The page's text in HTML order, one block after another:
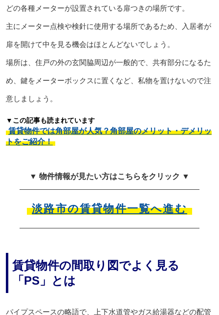
どの各種メーターが設置されている扉つきの場所です。
主にメーター点検や検針に使用する場所であるため、入居者が
扉を開けて中を見る機会はほとんどないでしょう。
場所は、住戸の外の玄関脇周辺が一般的で、共有部分になるた
め、鍵をメーターボックスに置くなど、私物を置けないので注
意しましょう。
▼この記事も読まれています
賃貸物件では角部屋が人気？角部屋のメリット・デメリッ
トをご紹介！
▼ 物件情報が見たい方はこちらをクリック ▼
淡路市の賃貸物件一覧へ進む
賃貸物件の間取り図でよく見る
「PS」とは
パイプスペースの略語で、上下水道管やガス給湯器などの配管